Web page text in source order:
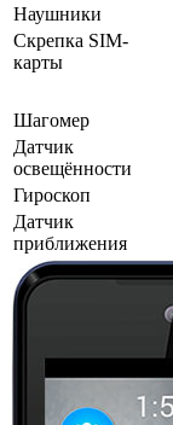
Наушники
Скрепка SIM-
карты
Шагомер
Датчик
освещённости
Гироскоп
Датчик
приближения